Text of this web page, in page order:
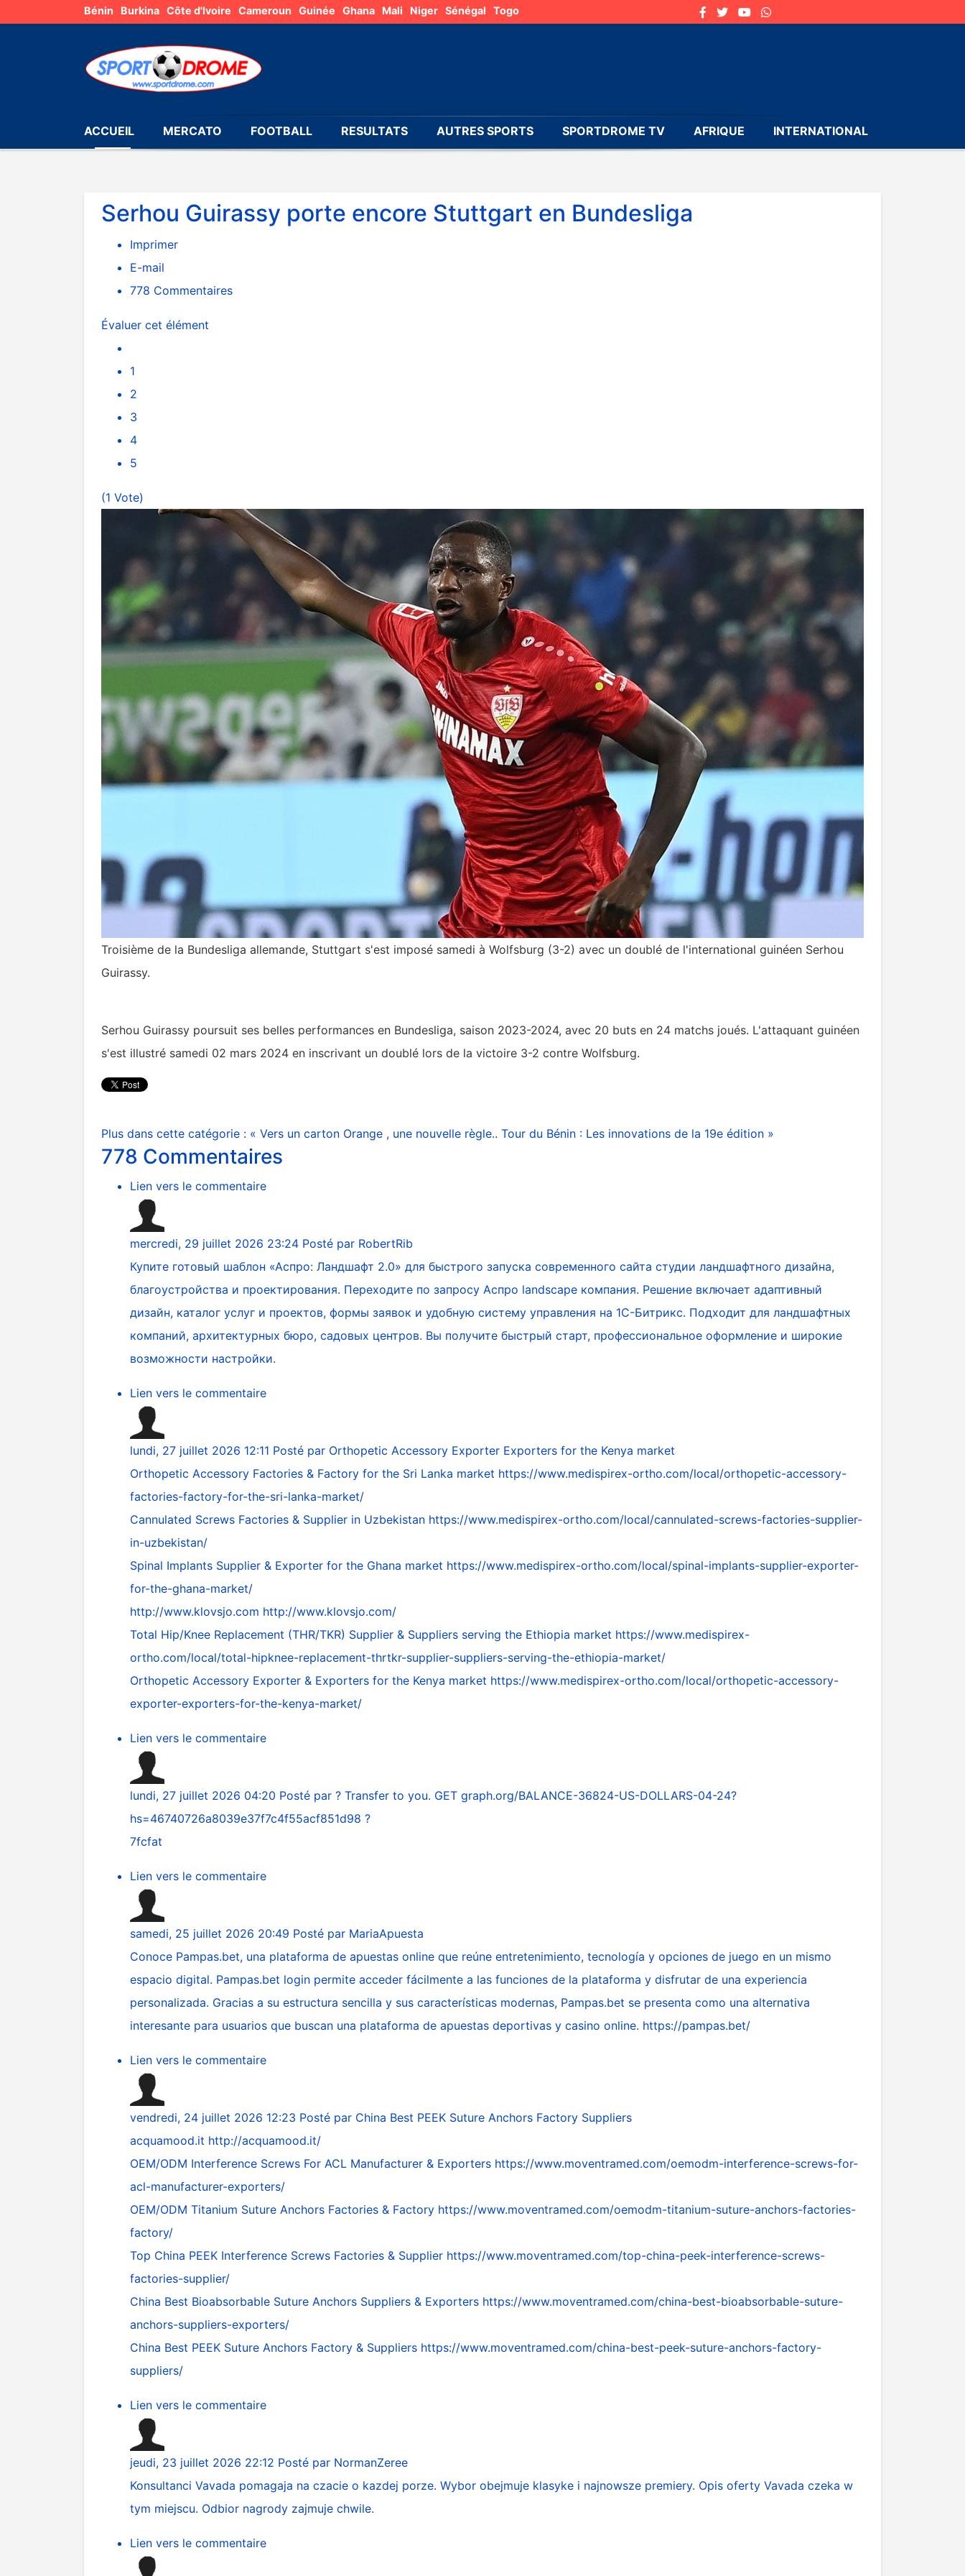
Bénin Burkina Côte d'Ivoire Cameroun Guinée Ghana Mali Niger Sénégal Togo
ACCUEIL MERCATO FOOTBALL RESULTATS AUTRES SPORTS SPORTDROME TV AFRIQUE INTERNATIONAL
Serhou Guirassy porte encore Stuttgart en Bundesliga
Imprimer
E-mail
778 Commentaires
Évaluer cet élément
1
2
3
4
5
(1 Vote)
Troisième de la Bundesliga allemande, Stuttgart s'est imposé samedi à Wolfsburg (3-2) avec un doublé de l'international guinéen Serhou
Guirassy.
Serhou Guirassy poursuit ses belles performances en Bundesliga, saison 2023-2024, avec 20 buts en 24 matchs joués. L'attaquant guinéen
s'est illustré samedi 02 mars 2024 en inscrivant un doublé lors de la victoire 3-2 contre Wolfsburg.
Plus dans cette catégorie : « Vers un carton Orange , une nouvelle règle.. Tour du Bénin : Les innovations de la 19e édition »
778 Commentaires
Lien vers le commentaire
mercredi, 29 juillet 2026 23:24 Posté par RobertRib
Купите готовый шаблон «Аспро: Ландшафт 2.0» для быстрого запуска современного сайта студии ландшафтного дизайна,
благоустройства и проектирования. Переходите по запросу Аспро landscape компания. Решение включает адаптивный
дизайн, каталог услуг и проектов, формы заявок и удобную систему управления на 1С-Битрикс. Подходит для ландшафтных
компаний, архитектурных бюро, садовых центров. Вы получите быстрый старт, профессиональное оформление и широкие
возможности настройки.
Lien vers le commentaire
lundi, 27 juillet 2026 12:11 Posté par Orthopetic Accessory Exporter Exporters for the Kenya market
Orthopetic Accessory Factories & Factory for the Sri Lanka market https://www.medispirex-ortho.com/local/orthopetic-accessory-
factories-factory-for-the-sri-lanka-market/
Cannulated Screws Factories & Supplier in Uzbekistan https://www.medispirex-ortho.com/local/cannulated-screws-factories-supplier-
in-uzbekistan/
Spinal Implants Supplier & Exporter for the Ghana market https://www.medispirex-ortho.com/local/spinal-implants-supplier-exporter-
for-the-ghana-market/
http://www.klovsjo.com http://www.klovsjo.com/
Total Hip/Knee Replacement (THR/TKR) Supplier & Suppliers serving the Ethiopia market https://www.medispirex-
ortho.com/local/total-hipknee-replacement-thrtkr-supplier-suppliers-serving-the-ethiopia-market/
Orthopetic Accessory Exporter & Exporters for the Kenya market https://www.medispirex-ortho.com/local/orthopetic-accessory-
exporter-exporters-for-the-kenya-market/
Lien vers le commentaire
lundi, 27 juillet 2026 04:20 Posté par ? Transfer to you. GET graph.org/BALANCE-36824-US-DOLLARS-04-24?
hs=46740726a8039e37f7c4f55acf851d98 ?
7fcfat
Lien vers le commentaire
samedi, 25 juillet 2026 20:49 Posté par MariaApuesta
Conoce Pampas.bet, una plataforma de apuestas online que reúne entretenimiento, tecnología y opciones de juego en un mismo
espacio digital. Pampas.bet login permite acceder fácilmente a las funciones de la plataforma y disfrutar de una experiencia
personalizada. Gracias a su estructura sencilla y sus características modernas, Pampas.bet se presenta como una alternativa
interesante para usuarios que buscan una plataforma de apuestas deportivas y casino online. https://pampas.bet/
Lien vers le commentaire
vendredi, 24 juillet 2026 12:23 Posté par China Best PEEK Suture Anchors Factory Suppliers
acquamood.it http://acquamood.it/
OEM/ODM Interference Screws For ACL Manufacturer & Exporters https://www.moventramed.com/oemodm-interference-screws-for-
acl-manufacturer-exporters/
OEM/ODM Titanium Suture Anchors Factories & Factory https://www.moventramed.com/oemodm-titanium-suture-anchors-factories-
factory/
Top China PEEK Interference Screws Factories & Supplier https://www.moventramed.com/top-china-peek-interference-screws-
factories-supplier/
China Best Bioabsorbable Suture Anchors Suppliers & Exporters https://www.moventramed.com/china-best-bioabsorbable-suture-
anchors-suppliers-exporters/
China Best PEEK Suture Anchors Factory & Suppliers https://www.moventramed.com/china-best-peek-suture-anchors-factory-
suppliers/
Lien vers le commentaire
jeudi, 23 juillet 2026 22:12 Posté par NormanZeree
Konsultanci Vavada pomagaja na czacie o kazdej porze. Wybor obejmuje klasyke i najnowsze premiery. Opis oferty Vavada czeka w
tym miejscu. Odbior nagrody zajmuje chwile.
Lien vers le commentaire